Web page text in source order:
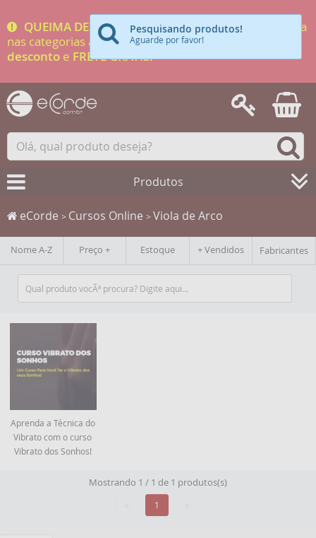
QUEIMA DE ESTOQUE 2026:Ofertas liberadas! Veja
nas categorias abaixo. Produtos com até
desconto e FRETE GRÁTIS.
Produtos
eCorde > Cursos Online > Viola de Arco
Nome A-Z Preço + Estoque + Vendidos Fabricantes
Aprenda a Técnica do
Vibrato com o curso
Vibrato dos Sonhos!
Mostrando 1 / 1 de 1 produtos(s)
1
Pesquisando produtos!
Aguarde por favor!